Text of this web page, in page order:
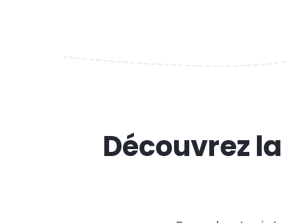
Découvrez